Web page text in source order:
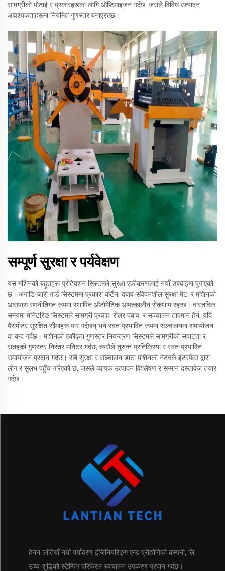
सामग्रीको मोटाई र प्रकारहरूका लागि ऑप्टिमाइजन गर्दछ, जसले विविध उत्पादन
आवश्यकताहरूमा नियमित गुणस्तर बनाएरख्छ।
सम्पूर्ण सुरक्षा र पर्यवेक्षण
यस मशिनको बहुतहरू प्रोटेक्शन सिस्टमले सुरक्षा एकीकरणलाई नयाँ उच्चाइमा पुगाएको
छ। अगाडि जारी गार्ड सिस्टममा प्रकाश कर्टेन, दबाव-संवेदनशील सुरक्षा मैट, र मशिनको
आसपास रणनीतिगत रूपमा स्थापित ऑटोमेटिक आपत्कालीन रोकथाम रहन्छ। वास्तविक
समयमा मनिटरिङ सिस्टमले सामग्री प्रवाह, रोलर दबाव, र सञ्चालन तापमान हेर्न, यदि
पैरामीटर सुरक्षित सीमाहरू पार गर्दछन् भने स्वतःप्रभावित रूपमा सञ्चालनमा समायोजन
वा बन्द गर्दछ। मशिनको एकीकृत गुणस्तर नियन्त्रण सिस्टमले सामग्रीको सपाटता र
सतहको गुणस्तर निरंतर मनिटर गर्दछ, त्यसैले तुरुन्त प्रतिक्रिया र स्वतःप्रभावित
समायोजन प्रदान गर्दछ। सबै सुरक्षा र सञ्चालन डाटा मशिनको नेटवर्क इंटरफेस द्वारा
लोग र सुलभ पहुँच गरिएको छ, जसले व्यापक उत्पादन विश्लेषण र सन्मान दस्तावेज तयार
गर्दछ।
हेनन लांतियाँ नयाँ पर्यावरण इंजिनियरिङ्ग एन्ड प्रौद्योगिकी कम्पनी, लि.
उच्च-शुद्धिको स्टैम्पिंग परिफेरल स्वचालन उपकरण प्रदान गर्दछ।